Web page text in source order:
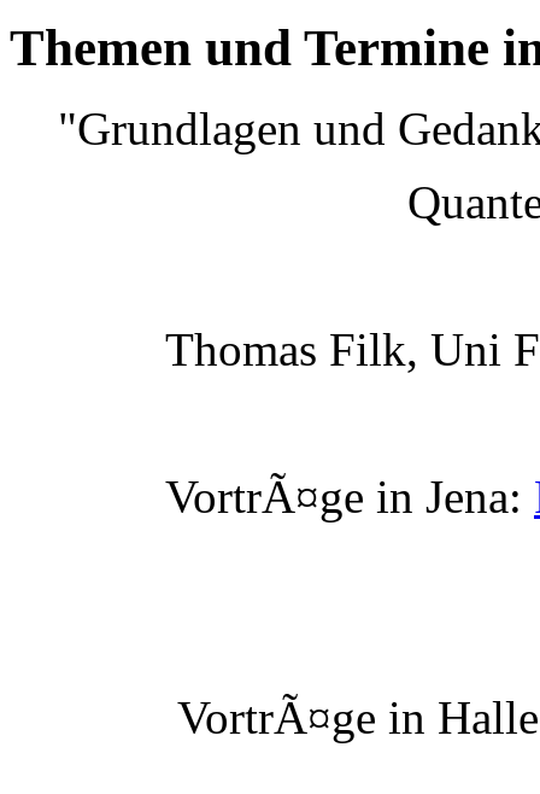
Themen und Termine
"Grundlagen und
Thomas Filk, Uni
VortrÃ¤ge in Jena:
VortrÃ¤ge in